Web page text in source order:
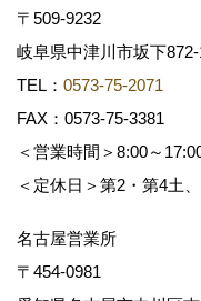
〒509-9232
岐阜県中津川市坂下
TEL： 0573-75-2071
FAX：0573-75-3381
＜営業時間＞8:00～
＜定休日＞第2・第4土
名古屋営業所
〒454-0981